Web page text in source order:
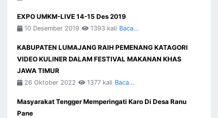
EXPO UMKM-LIVE 14-15 Des 2019
10 Desember 2019 1393 kali Baca...
KABUPATEN LUMAJANG RAIH PEMENANG KATAGORI
VIDEO KULINER DALAM FESTIVAL MAKANAN KHAS
JAWA TIMUR
26 Oktober 2022 1377 kali Baca...
Masyarakat Tengger Memperingati Karo Di Desa Ranu
Pane